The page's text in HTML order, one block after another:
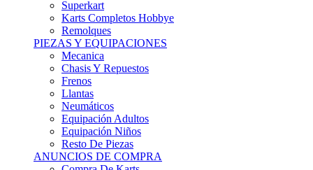
Superkart
Karts Completos Hobbye
Remolques
PIEZAS Y EQUIPACIONES
Mecanica
Chasis Y Repuestos
Frenos
Llantas
Neumáticos
Equipación Adultos
Equipación Niños
Resto De Piezas
ANUNCIOS DE COMPRA